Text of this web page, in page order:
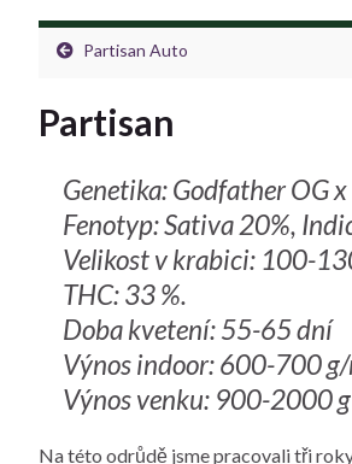
Partisan Auto
Partisan
Genetika: Godfather OG
Fenotyp: Sativa 20%,
Velikost v krabici: 100-
THC: 33 %.
Doba kvetení: 55-65 dní
Výnos indoor: 600-700
Výnos venku: 900-2000
Na této odrůdě jsme pracovali tři